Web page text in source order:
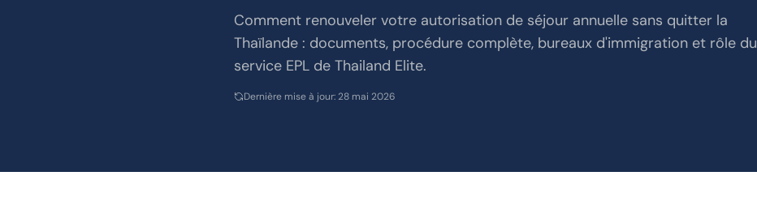
Comment renouveler votre autorisation de séjour annuelle sans quitter la
Thaïlande : documents, procédure complète, bureaux d'immigration et rôle du
service EPL de Thailand Elite.
Dernière mise à jour:28 mai 2026